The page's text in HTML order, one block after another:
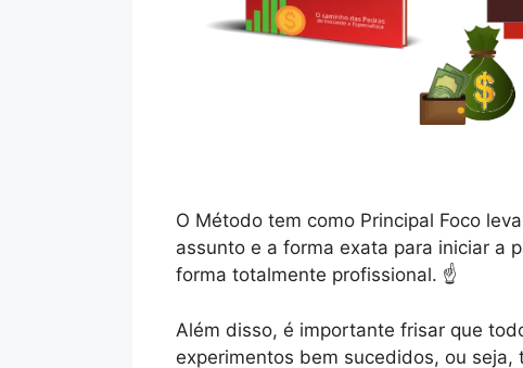
O Método tem como Principal Foco
assunto e a forma exata para iniciar a
forma totalmente profissional. ☝️
Além disso, é importante frisar que
experimentos bem sucedidos, ou